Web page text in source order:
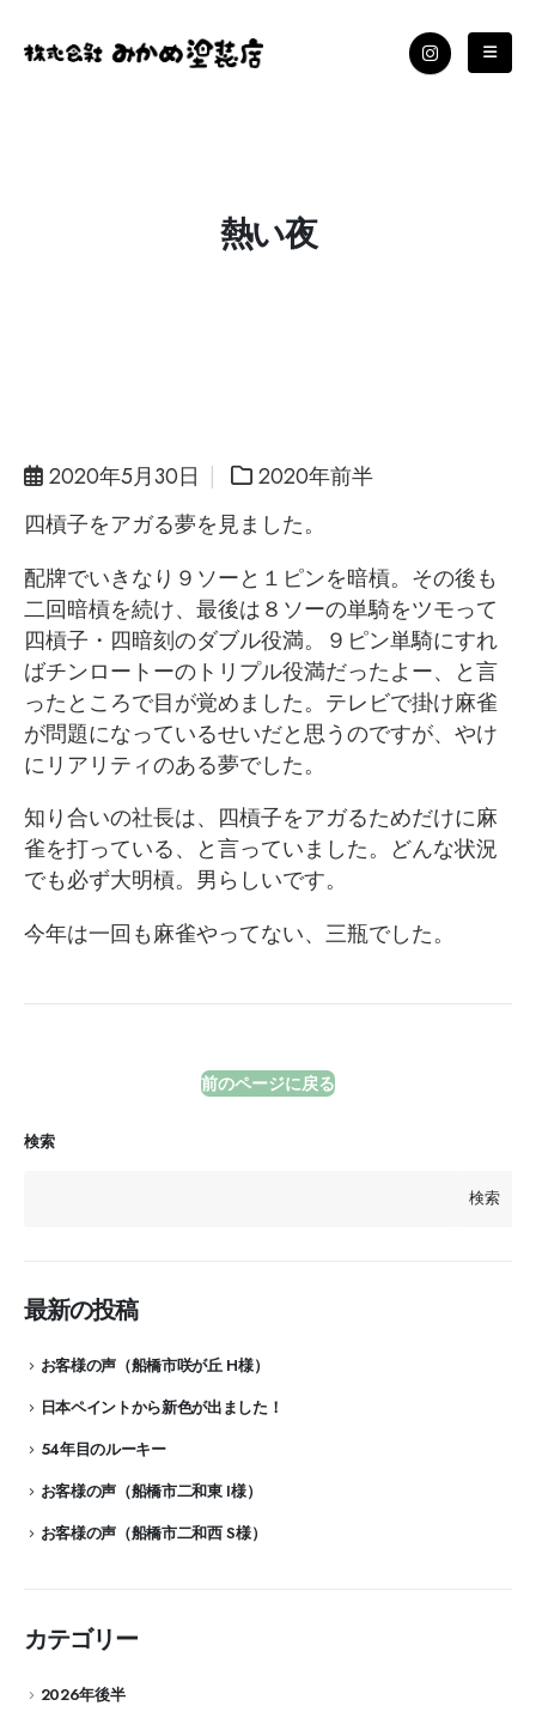
熱い夜
2020年5月30日
2020年前半
四槓子をアガる夢を見ました。
配牌でいきなり９ソーと１ピンを暗槓。その後も
二回暗槓を続け、最後は８ソーの単騎をツモって
四槓子・四暗刻のダブル役満。９ピン単騎にすれ
ばチンロートーのトリプル役満だったよー、と言
ったところで目が覚めました。テレビで掛け麻雀
が問題になっているせいだと思うのですが、やけ
にリアリティのある夢でした。
知り合いの社長は、四槓子をアガるためだけに麻
雀を打っている、と言っていました。どんな状況
でも必ず大明槓。男らしいです。
今年は一回も麻雀やってない、三瓶でした。
前のページに戻る
検索
検索
最新の投稿
お客様の声（船橋市咲が丘 H様）
日本ペイントから新色が出ました！
54年目のルーキー
お客様の声（船橋市二和東 I様）
お客様の声（船橋市二和西 S様）
カテゴリー
2026年後半